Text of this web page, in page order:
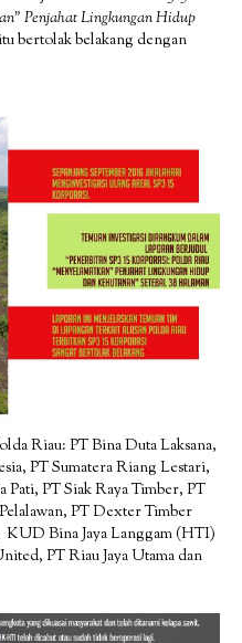
Penjahat Lingkungan Hidup
bertolak belakang dengan
Riau: PT Bina Duta Laksana,
PT Sumatera Riang Lestari,
Pati, PT Siak Raya Timber, PT
PT Dexter Timber
KUD Bina Jaya Langgam (HTI)
PT Riau Jaya Utama dan